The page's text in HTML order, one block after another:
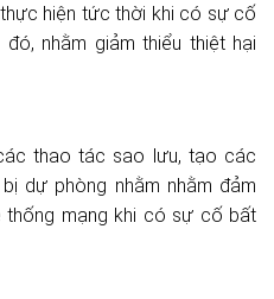
hiện tức thời khi có sự cố
nhằm giảm thiểu thiệt hại
thao tác sao lưu, tạo các
dự phòng nhằm nhằm đảm
thống mạng khi có sự cố bất